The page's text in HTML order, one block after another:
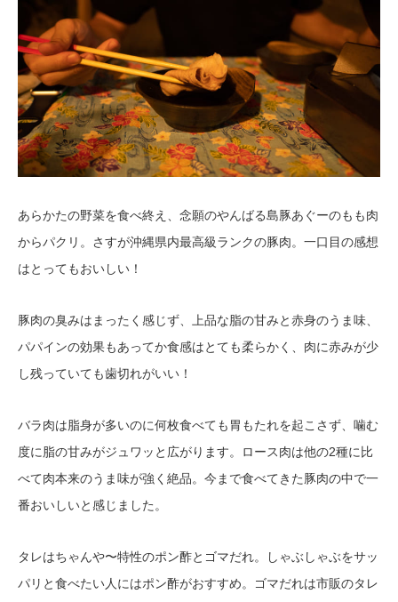
あらかたの野菜を食べ終え、念願のやんばる島豚あぐーのもも肉
からパクリ。さすが沖縄県内最高級ランクの豚肉。一口目の感想
はとってもおいしい！
豚肉の臭みはまったく感じず、上品な脂の甘みと赤身のうま味、
パパインの効果もあってか食感はとても柔らかく、肉に赤みが少
し残っていても歯切れがいい！
バラ肉は脂身が多いのに何枚食べても胃もたれを起こさず、噛む
度に脂の甘みがジュワッと広がります。ロース肉は他の2種に比
べて肉本来のうま味が強く絶品。今まで食べてきた豚肉の中で一
番おいしいと感じました。
タレはちゃんや〜特性のポン酢とゴマだれ。しゃぶしゃぶをサッ
パリと食べたい人にはポン酢がおすすめ。ゴマだれは市販のタレ